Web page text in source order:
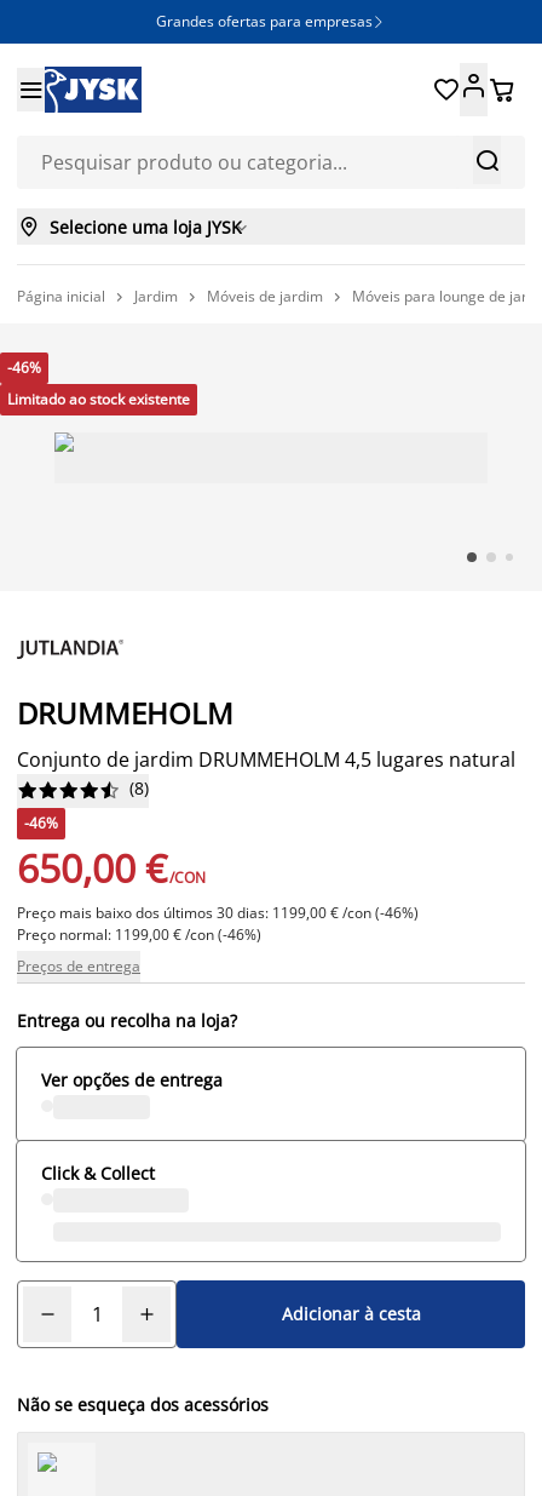
Grandes ofertas para empresas 


 
 Selecione uma loja JYSK
Página inicial  Jardim  Móveis de jardim  Móveis para lounge de
-46%
Limitado ao stock existente
DRUMMEHOLM
Conjunto de jardim DRUMMEHOLM 4,5 lugares natural





 (8)
-46%
650,00 €/CON
Preço mais baixo dos últimos 30 dias: 1199,00 € /con (-46%)
Preço normal: 1199,00 € /con (-46%)
Preços de entrega
Entrega ou recolha na loja?
Ver opções de entrega
Click & Collect
Adicionar à cesta
Não se esqueça dos acessórios